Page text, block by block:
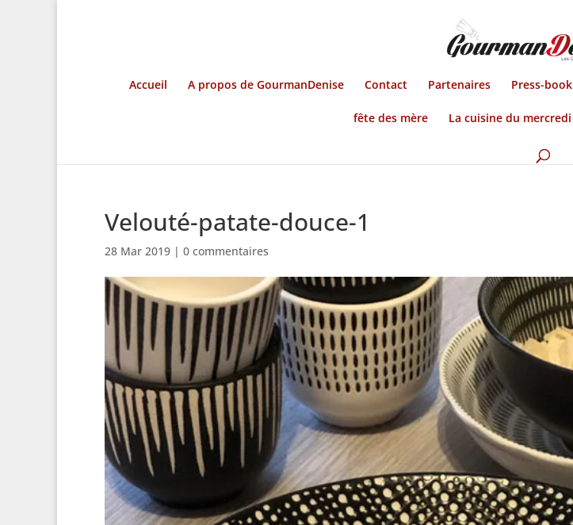
Accueil A propos de GourmanDenise Contact Partenaires Press-book
fête des mère La cuisine du mercredi
Velouté-patate-douce-1
28 Mar 2019 | 0 commentaires